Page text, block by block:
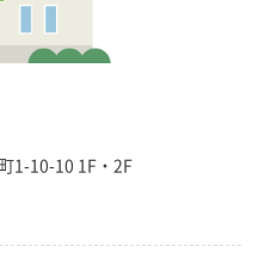
1-10-10 1F・2F